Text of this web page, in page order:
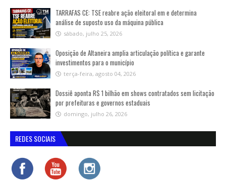
TARRAFAS CE: TSE reabre ação eleitoral em e determina
análise de suposto uso da máquina pública
sábado, julho 25, 2026
Oposição de Altaneira amplia articulação política e garante
investimentos para o município
terça-feira, agosto 04, 2026
Dossiê aponta R$ 1 bilhão em shows contratados sem licitação
por prefeituras e governos estaduais
domingo, julho 26, 2026
REDES SOCIAIS